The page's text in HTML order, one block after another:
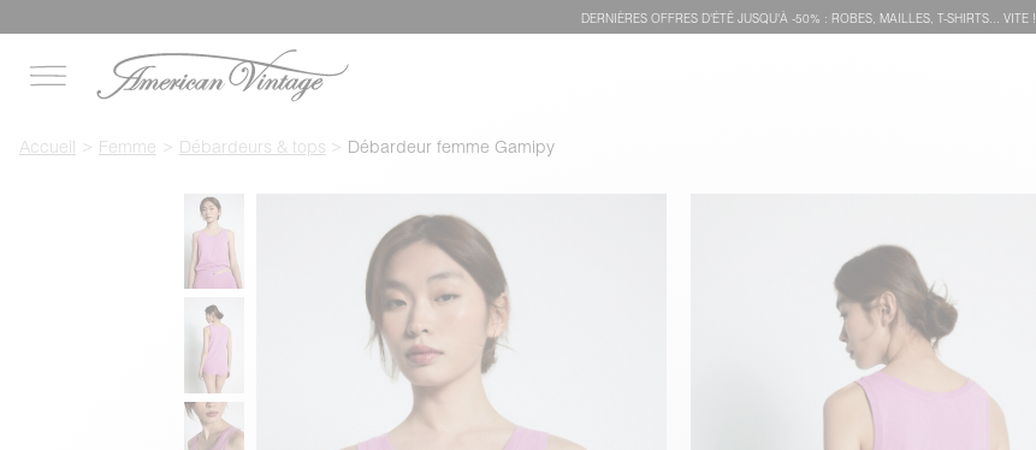
DERNIÈRES OFFRES D'ÉTÊ JUSQU'À -50% : ROBES, MAILLES, T-SHIRTS... VITE !
Accueil Femme Débardeurs & tops Débardeur femme Gamipy